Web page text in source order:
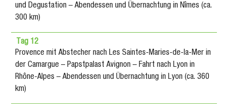
und Degustation – Abendessen und Übernachtung in Nîmes (ca.
300 km)
Tag 12
Provence mit Abstecher nach Les Saintes-Maries-de-la-Mer in
der Camargue – Papstpalast Avignon – Fahrt nach Lyon in
Rhône-Alpes – Abendessen und Übernachtung in Lyon (ca. 360
km)